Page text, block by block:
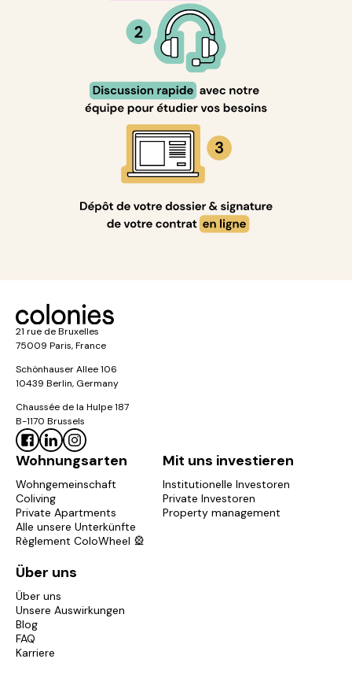
21 rue de Bruxelles
75009 Paris, France
Schönhauser Allee 106
10439 Berlin, Germany
Chaussée de la Hulpe 187
B-1170 Brussels
Wohnungsarten
Wohngemeinschaft
Coliving
Private Apartments
Alle unsere Unterkünfte
Règlement ColoWheel 🎡
Mit uns investieren
Institutionelle Investoren
Private Investoren
Property management
Über uns
Über uns
Unsere Auswirkungen
Blog
FAQ
Karriere